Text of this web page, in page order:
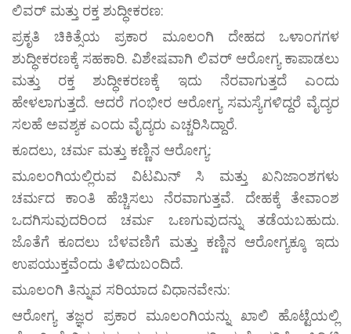
ಲಿವರ್ ಮತ್ತು ರಕ್ತ ಶುದ್ಧೀಕರಣ:
ಪ್ರಕೃತಿ ಚಿಕಿತ್ಸೆಯ ಪ್ರಕಾರ ಮೂಲಂಗಿ ದೇಹದ ಒಳಾಂಗಗಳ
ಶುದ್ಧೀಕರಣಕ್ಕೆ ಸಹಕಾರಿ. ವಿಶೇಷವಾಗಿ ಲಿವರ್ ಆರೋಗ್ಯ ಕಾಪಾಡಲು
ಮತ್ತು ರಕ್ತ ಶುದ್ಧೀಕರಣಕ್ಕೆ ಇದು ನೆರವಾಗುತ್ತದೆ ಎಂದು
ಹೇಳಲಾಗುತ್ತದೆ. ಆದರೆ ಗಂಭೀರ ಆರೋಗ್ಯ ಸಮಸ್ಯೆಗಳಿದ್ದರೆ ವೈದ್ಯರ
ಸಲಹೆ ಅವಶ್ಯಕ ಎಂದು ವೈದ್ಯರು ಎಚ್ಚರಿಸಿದ್ದಾರೆ.
ಕೂದಲು, ಚರ್ಮ ಮತ್ತು ಕಣ್ಣಿನ ಆರೋಗ್ಯ:
ಮೂಲಂಗಿಯಲ್ಲಿರುವ ವಿಟಮಿನ್ ಸಿ ಮತ್ತು ಖನಿಜಾಂಶಗಳು
ಚರ್ಮದ ಕಾಂತಿ ಹೆಚ್ಚಿಸಲು ನೆರವಾಗುತ್ತವೆ. ದೇಹಕ್ಕೆ ತೇವಾಂಶ
ಒದಗಿಸುವುದರಿಂದ ಚರ್ಮ ಒಣಗುವುದನ್ನು ತಡೆಯಬಹುದು.
ಜೊತೆಗೆ ಕೂದಲು ಬೆಳವಣಿಗೆ ಮತ್ತು ಕಣ್ಣಿನ ಆರೋಗ್ಯಕ್ಕೂ ಇದು
ಉಪಯುಕ್ತವೆಂದು ತಿಳಿದುಬಂದಿದೆ.
ಮೂಲಂಗಿ ತಿನ್ನುವ ಸರಿಯಾದ ವಿಧಾನವೇನು:
ಆರೋಗ್ಯ ತಜ್ಞರ ಪ್ರಕಾರ ಮೂಲಂಗಿಯನ್ನು ಖಾಲಿ ಹೊಟ್ಟೆಯಲ್ಲಿ